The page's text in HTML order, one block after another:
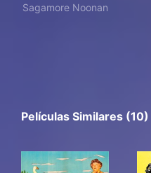
Sagamore Noonan
Películas Similares (10)